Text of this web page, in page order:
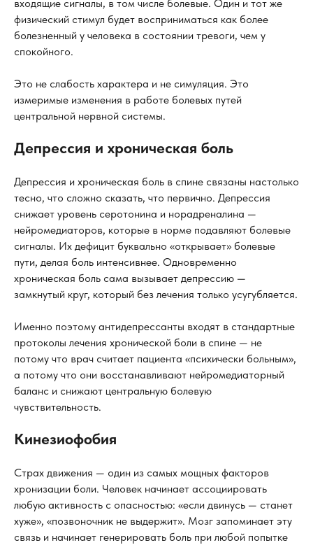
входящие сигналы, в том числе болевые. Один и тот же
физический стимул будет восприниматься как более
болезненный у человека в состоянии тревоги, чем у
спокойного.
Это не слабость характера и не симуляция. Это
измеримые изменения в работе болевых путей
центральной нервной системы.
Депрессия и хроническая боль
Депрессия и хроническая боль в спине связаны настолько
тесно, что сложно сказать, что первично. Депрессия
снижает уровень серотонина и норадреналина —
нейромедиаторов, которые в норме подавляют болевые
сигналы. Их дефицит буквально «открывает» болевые
пути, делая боль интенсивнее. Одновременно
хроническая боль сама вызывает депрессию —
замкнутый круг, который без лечения только усугубляется.
Именно поэтому антидепрессанты входят в стандартные
протоколы лечения хронической боли в спине — не
потому что врач считает пациента «психически больным»,
а потому что они восстанавливают нейромедиаторный
баланс и снижают центральную болевую
чувствительность.
Кинезиофобия
Страх движения — один из самых мощных факторов
хронизации боли. Человек начинает ассоциировать
любую активность с опасностью: «если двинусь — станет
хуже», «позвоночник не выдержит». Мозг запоминает эту
связь и начинает генерировать боль при любой попытке